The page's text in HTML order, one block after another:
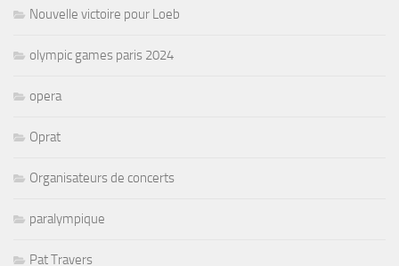
Nouvelle victoire pour Loeb
olympic games paris 2024
opera
Oprat
Organisateurs de concerts
paralympique
Pat Travers